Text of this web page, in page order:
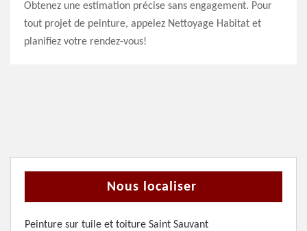
Obtenez une estimation précise sans engagement. Pour
tout projet de peinture, appelez Nettoyage Habitat et
planifiez votre rendez-vous!
Nous localiser
Peinture sur tuile et toiture Saint Sauvant